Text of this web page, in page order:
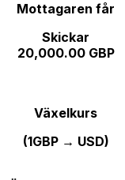
Mottagaren får
Skickar
20,000.00 GBP
Växelkurs
(1GBP → USD)